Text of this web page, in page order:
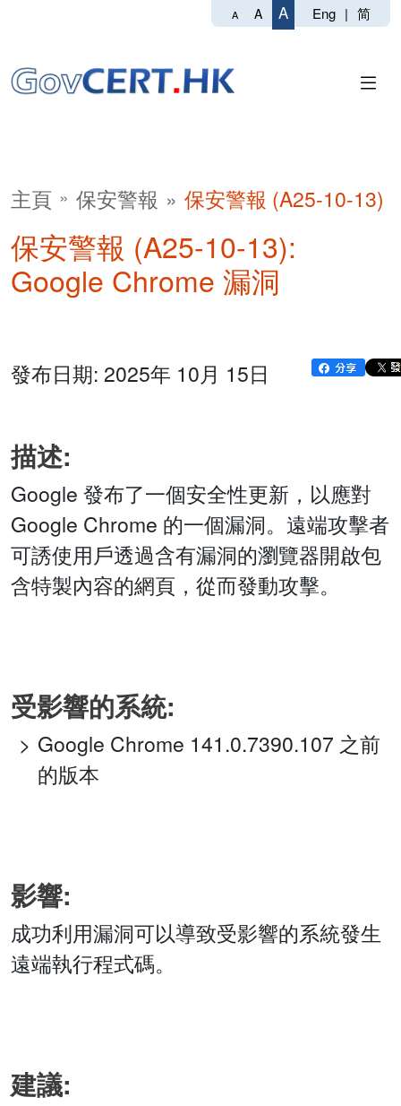
A A A Eng | 简
主頁 保安警報 保安警報 (A25-10-13)
保安警報 (A25-10-13):
Google Chrome 漏洞
發布日期: 2025年 10月 15日
描述:
Google 發布了一個安全性更新，以應對
Google Chrome 的一個漏洞。遠端攻擊者
可誘使用戶透過含有漏洞的瀏覽器開啟包
含特製內容的網頁，從而發動攻擊。
受影響的系統:
Google Chrome 141.0.7390.107 之前
的版本
影響:
成功利用漏洞可以導致受影響的系統發生
遠端執行程式碼。
建議: